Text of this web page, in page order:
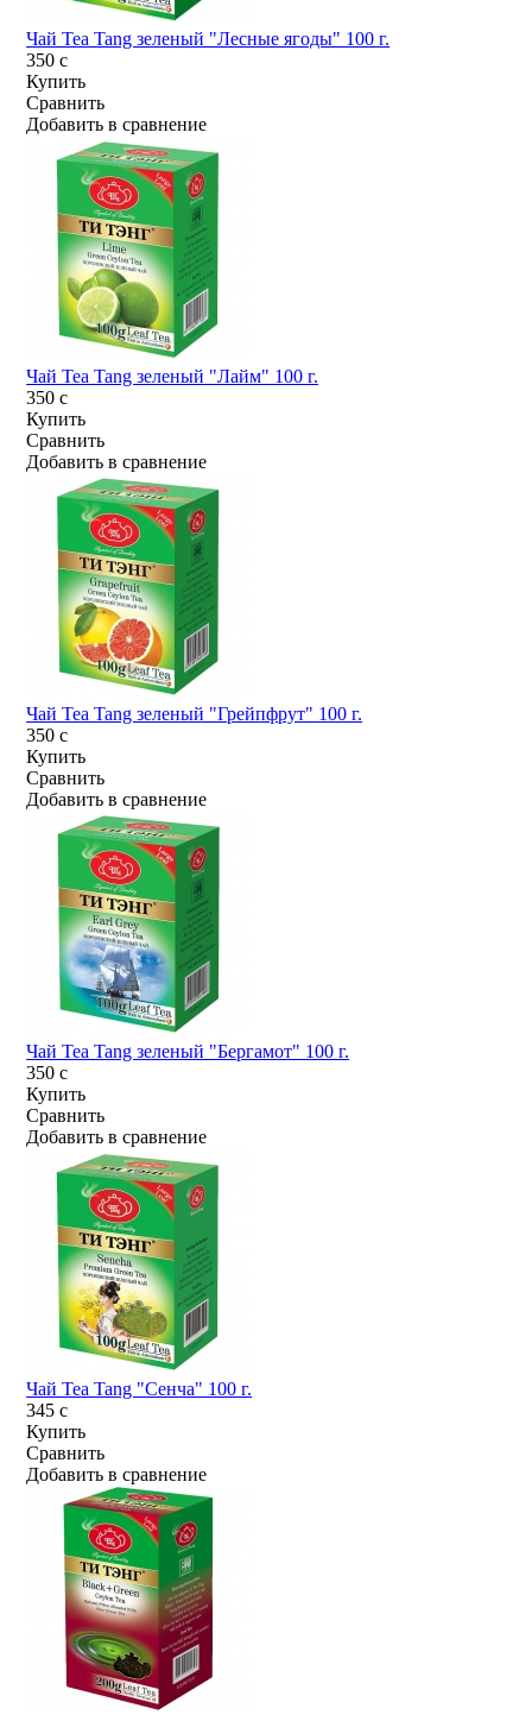
Чай Tea Tang зеленый "Лесные ягоды" 100 г.
350c
Купить
Сравнить
Добавить в сравнение
Чай Tea Tang зеленый "Лайм" 100 г.
350c
Купить
Сравнить
Добавить в сравнение
Чай Tea Tang зеленый "Грейпфрут" 100 г.
350c
Купить
Сравнить
Добавить в сравнение
Чай Tea Tang зеленый "Бергамот" 100 г.
350c
Купить
Сравнить
Добавить в сравнение
Чай Tea Tang "Сенча" 100 г.
345c
Купить
Сравнить
Добавить в сравнение